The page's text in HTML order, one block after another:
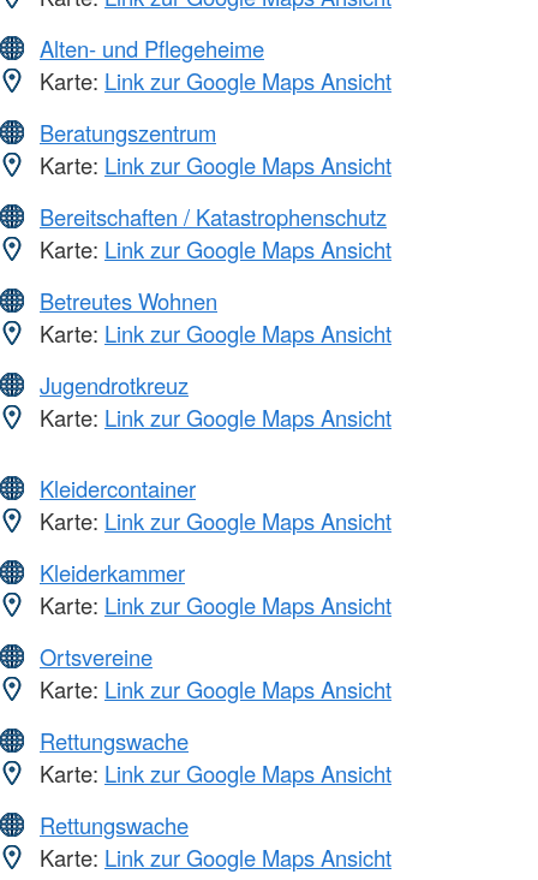
Alten- und Pflegeheime
Karte: Link zur Google Maps Ansicht
Beratungszentrum
Karte: Link zur Google Maps Ansicht
Bereitschaften / Katastrophenschutz
Karte: Link zur Google Maps Ansicht
Betreutes Wohnen
Karte: Link zur Google Maps Ansicht
Jugendrotkreuz
Karte: Link zur Google Maps Ansicht
Kleidercontainer
Karte: Link zur Google Maps Ansicht
Kleiderkammer
Karte: Link zur Google Maps Ansicht
Ortsvereine
Karte: Link zur Google Maps Ansicht
Rettungswache
Karte: Link zur Google Maps Ansicht
Rettungswache
Karte: Link zur Google Maps Ansicht